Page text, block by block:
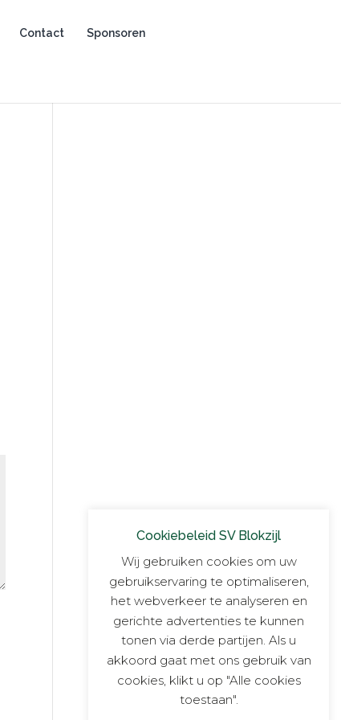
Contact Sponsoren
Cookiebeleid SV Blokzijl
Wij gebruiken cookies om uw
gebruikservaring te optimaliseren,
het webverkeer te analyseren en
gerichte advertenties te kunnen
tonen via derde partijen. Als u
akkoord gaat met ons gebruik van
cookies, klikt u op "Alle cookies
toestaan".